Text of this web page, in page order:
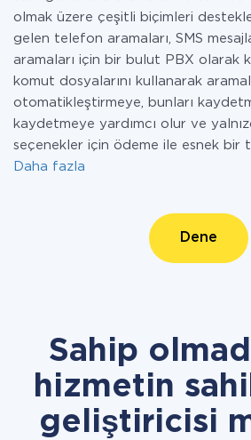
olmak üzere çeşitli biçimleri
gelen telefon aramaları, SMS
aramaları için bir bulut PBX olarak
komut dosyalarını kullanarak
otomatikleştirmeye, bunları
kaydetmeye yardımcı olur ve
seçenekler için ödeme ile esnek bir
Daha fazla
Dene
Sahip
hizmetin
geliştiricisi